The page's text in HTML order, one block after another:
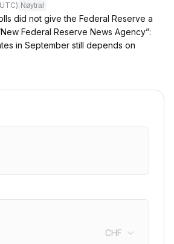
Nøytral
did not give the Federal Reserve a
Federal Reserve News Agency”:
in September still depends on
CHF